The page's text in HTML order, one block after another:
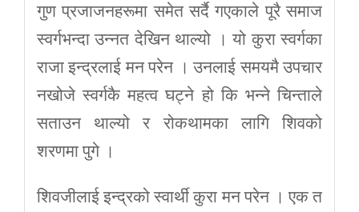
गुण प्रजाजनहरूमा समेत सर्दै गएकाले पूरै समाज
स्वर्गभन्दा उन्नत देखिन थाल्यो । यो कुरा स्वर्गका
राजा इन्द्रलाई मन परेन । उनलाई समयमै उपचार
नखोजे स्वर्गकै महत्व घट्ने हो कि भन्ने चिन्ताले
सताउन थाल्यो र रोकथामका लागि शिवको
शरणमा पुगे ।
शिवजीलाई इन्द्रको स्वार्थी कुरा मन परेन । एक त